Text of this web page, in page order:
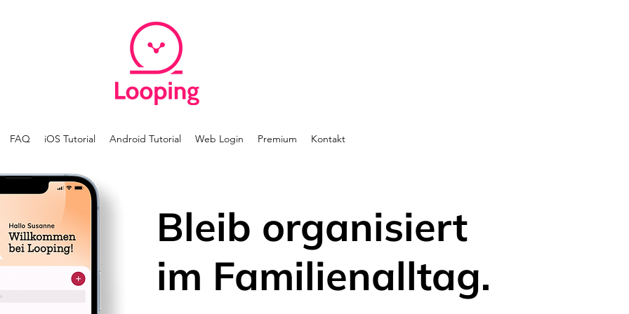
FAQ iOS Tutorial Android Tutorial Web Login Premium Kontakt
Bleib organisiert
im Familienalltag.